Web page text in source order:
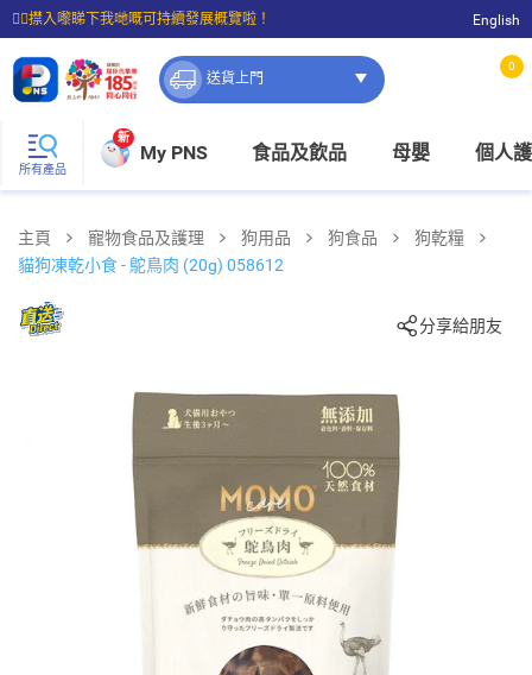
☝🏼㩒入嚟睇下我哋嘅可持續發展概覽啦！
⭐購物滿$399即享免費送貨；滿$100即可免費店取。
English
送貨上門
0
所有產品
新
My PNS 食品及飲品 母嬰 個人
主頁 寵物食品及護理 狗用品 狗食品
狗乾糧
貓狗凍乾小食 - 鴕鳥肉 (20g) 058612
分享給朋友